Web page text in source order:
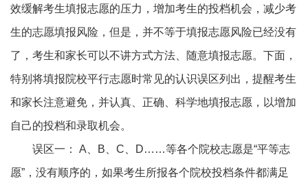
效缓解考生填报志愿的压力，增加考生的投档机会，减少考
生的志愿填报风险，但是，并不等于填报志愿风险已经没有
了，考生和家长可以不讲方式方法、随意填报志愿。下面，
特别将填报院校平行志愿时常见的认识误区列出，提醒考生
和家长注意避免，并认真、正确、科学地填报志愿，以增加
自己的投档和录取机会。
误区一： A、B、C、D……等各个院校志愿是“平等志
愿”，没有顺序的，如果考生所报各个院校投档条件都满足